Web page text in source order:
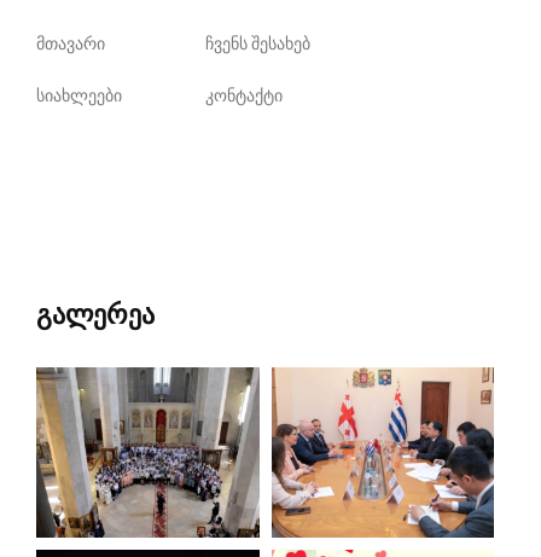
მთავარი ჩვენს შესახებ
სიახლეები კონტაქტი
გალერეა